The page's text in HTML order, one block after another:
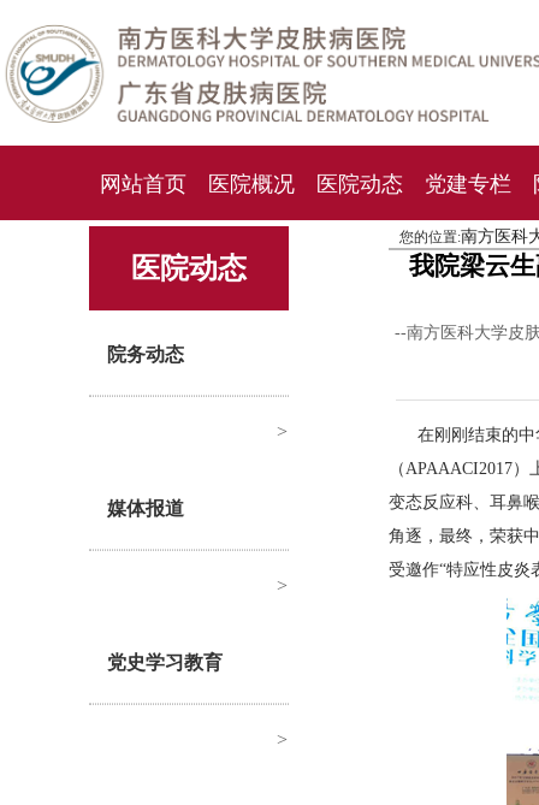
网站首页 医院概况 医院动态 党建专栏
化妆品检测中心 就诊指南 人才
医院动态
院务动态
>
媒体报道
>
党史学习教育
>
您的位置:南方医科
我院梁云
--南方医科大学皮
在刚刚结束的
（APAAACI2017
变态反应科、耳鼻
角逐，最终，荣获
受邀作“特应性皮炎